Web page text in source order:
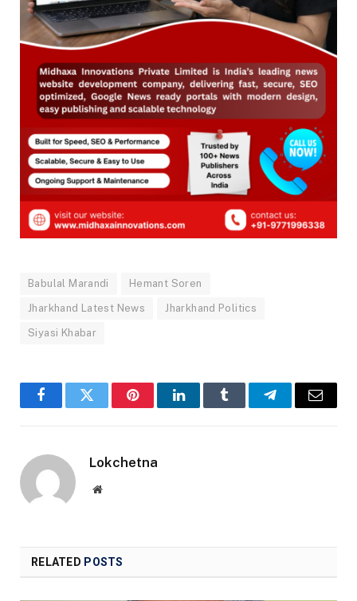
Babulal Marandi Hemant Soren
Jharkhand Latest News Jharkhand Politics
Siyasi Khabar
FacebookTwitter PinterestLinkedInTumblr TelegramEmail
Lokchetna
Website
RELATED POSTS